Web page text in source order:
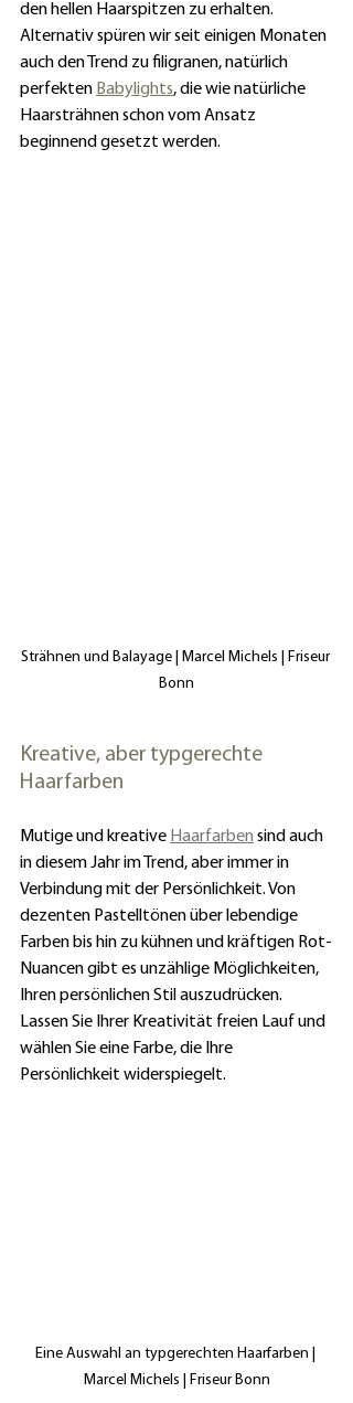
den hellen Haarspitzen zu erhalten.
Alternativ spüren wir seit einigen Monaten
auch den Trend zu filigranen, natürlich
perfekten Babylights, die wie natürliche
Haarsträhnen schon vom Ansatz
beginnend gesetzt werden.
Strähnen und Balayage | Marcel Michels | Friseur
Bonn
Kreative, aber typgerechte
Haarfarben
Mutige und kreative Haarfarben sind auch
in diesem Jahr im Trend, aber immer in
Verbindung mit der Persönlichkeit. Von
dezenten Pastelltönen über lebendige
Farben bis hin zu kühnen und kräftigen Rot-
Nuancen gibt es unzählige Möglichkeiten,
Ihren persönlichen Stil auszudrücken.
Lassen Sie Ihrer Kreativität freien Lauf und
wählen Sie eine Farbe, die Ihre
Persönlichkeit widerspiegelt.
Eine Auswahl an typgerechten Haarfarben |
Marcel Michels | Friseur Bonn